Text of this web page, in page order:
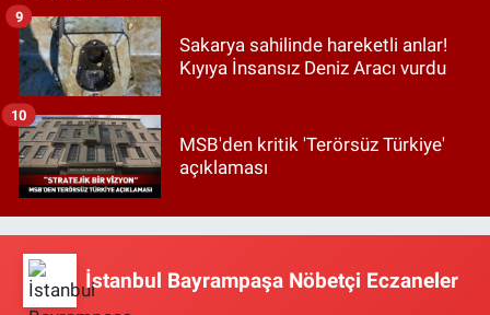
Sakarya sahilinde hareketli anlar!
Kıyıya İnsansız Deniz Aracı vurdu
9
MSB'den kritik 'Terörsüz Türkiye'
açıklaması
10
İstanbul Bayrampaşa Nöbetçi Eczaneler